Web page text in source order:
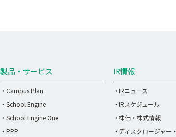
製品・サービス
・Campus Plan
・School Engine
・School Engine One
・PPP
IR情報
・IRニュース
・IRスケジュール
・株価・株式情報
・ディスクロージャー・